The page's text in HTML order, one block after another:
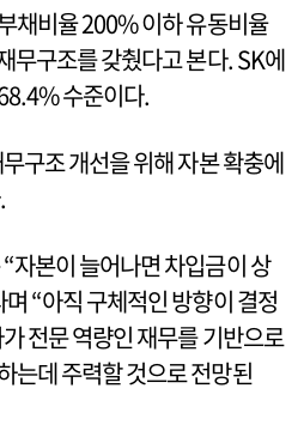
채비율 200% 이하 유동비율
무구조를 갖췄다고 본다. SK에
수준이다.
구조 개선을 위해 자본 확충에
자본이 늘어나면 차입금이 상
“아직 구체적인 방향이 결정
전문 역량인 재무를 기반으로
는데 주력할 것으로 전망된